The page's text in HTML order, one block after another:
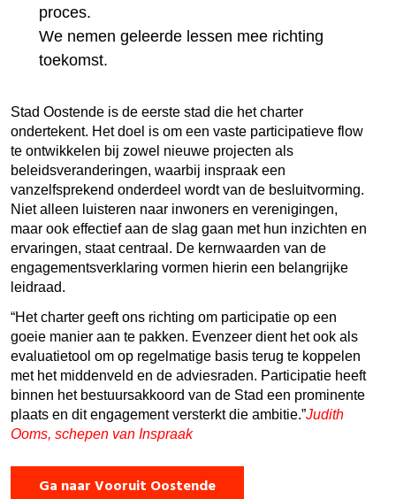
proces.
We nemen geleerde lessen mee richting
toekomst.
Stad Oostende is de eerste stad die het charter
ondertekent. Het doel is om een vaste participatieve flow
te ontwikkelen bij zowel nieuwe projecten als
beleidsveranderingen, waarbij inspraak een
vanzelfsprekend onderdeel wordt van de besluitvorming.
Niet alleen luisteren naar inwoners en verenigingen,
maar ook effectief aan de slag gaan met hun inzichten en
ervaringen, staat centraal. De kernwaarden van de
engagementsverklaring vormen hierin een belangrijke
leidraad.
Het charter geeft ons richting om participatie op een
goeie manier aan te pakken. Evenzeer dient het ook als
evaluatietool om op regelmatige basis terug te koppelen
met het middenveld en de adviesraden. Participatie heeft
binnen het bestuursakkoord van de Stad een prominente
plaats en dit engagement versterkt die ambitie. Judith
Ooms, schepen van Inspraak
Ga naar Vooruit Oostende